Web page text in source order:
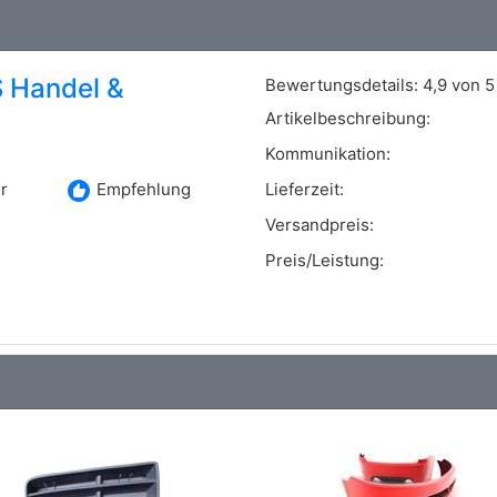
Handel &
recommend Empfehlung
Bewertungsdetails: 4,9 von 5
Artikelbeschreibung:
Kommunikation:
Lieferzeit:
Versandpreis:
Preis/Leistung: